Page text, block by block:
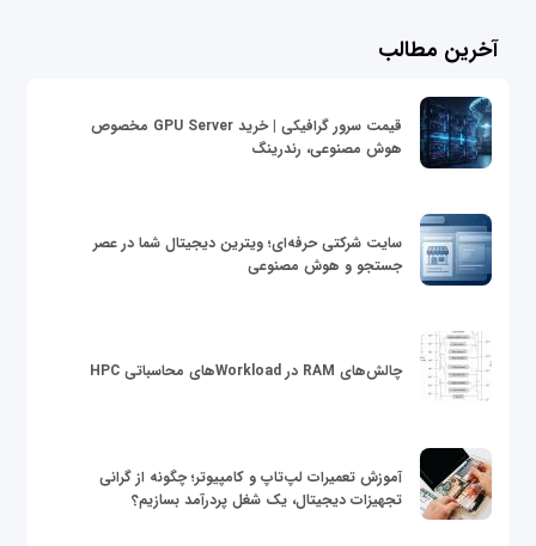
آخرین مطالب
قیمت سرور گرافیکی | خرید GPU Server مخصوص
هوش مصنوعی، رندرینگ
سایت شرکتی حرفه‌ای؛ ویترین دیجیتال شما در عصر
جستجو و هوش مصنوعی
چالش‌های RAM در Workloadهای محاسباتی HPC
آموزش تعمیرات لپ‌تاپ و کامپیوتر؛ چگونه از گرانی
تجهیزات دیجیتال، یک شغل پردرآمد بسازیم؟